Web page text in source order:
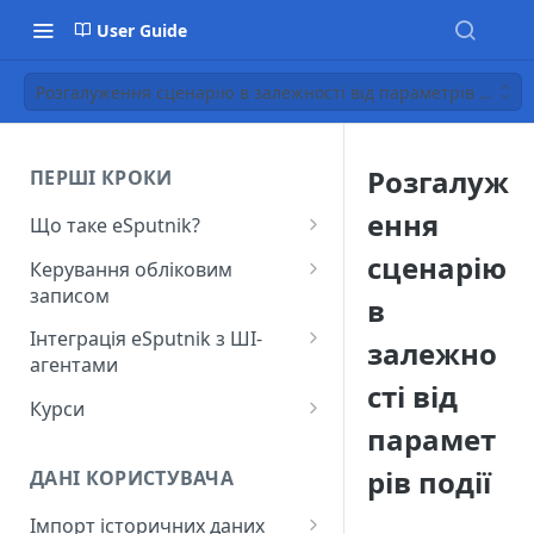
User Guide
Розгалуження сценарію в залежності від параметрів події
ПЕРШІ КРОКИ
Що таке eSputnik?
Початок роботи з eSputnik
Огляд основних розділів
eSputnik
Розумні кампанії з eSputnik:
практичний гід по ШІ
старт
Поширені питання:
Керування обліковим
записом
Створення акаунту
Підключення МФА
Керування користувачами
Інтеграція eSputnik з ШІ-
агентами
Налаштування плагіна Yespo
для Claude Code та Claude
Налаштування плагіна Yespo
для OpenAI Codex
Курси
ДАНІ КОРИСТУВАЧА
Імпорт історичних даних
Розгалуж
ення
сценарію
в
залежно
сті від
парамет
рів події